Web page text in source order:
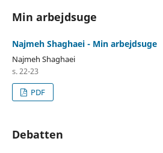
Min arbejdsuge
Najmeh Shaghaei - Min arbejdsuge
Najmeh Shaghaei
s. 22-23
PDF
Debatten